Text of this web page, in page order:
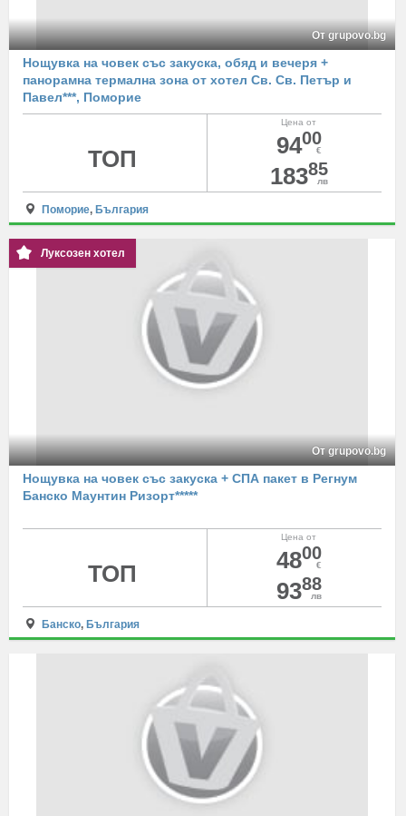
От grupovo.bg
Нощувка на човек със закуска, обяд и вечеря +
панорамна термална зона от хотел Св. Св. Петър и
Павел***, Поморие
Цена от
9400
€
18385
лв
ТОП
Поморие, България
Луксозен хотел
От grupovo.bg
Нощувка на човек със закуска + СПА пакет в Регнум
Банско Маунтин Ризорт*****
Цена от
4800
€
9388
лв
ТОП
Банско, България